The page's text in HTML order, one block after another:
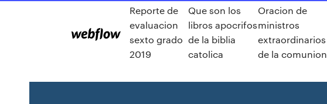
Reporte de
evaluacion
sexto grado
2019
Que son los
libros apocrifos
de la biblia
catolica
Oracion de
ministros
extraordinarios
de la comunion